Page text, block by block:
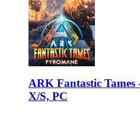
ARK Fantastic Tames
X/S, PC